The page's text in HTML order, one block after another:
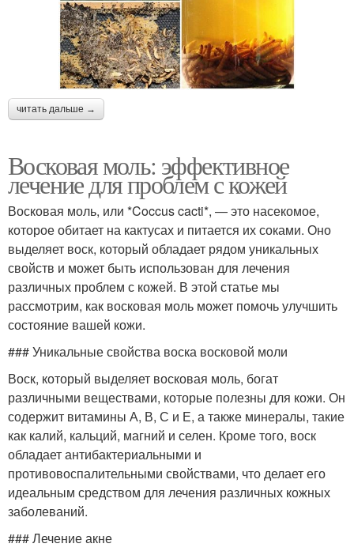
читать дальше →
Восковая моль: эффективное
лечение для проблем с кожей
Восковая моль, или *Coccus cacti*, — это насекомое,
которое обитает на кактусах и питается их соками. Оно
выделяет воск, который обладает рядом уникальных
свойств и может быть использован для лечения
различных проблем с кожей. В этой статье мы
рассмотрим, как восковая моль может помочь улучшить
состояние вашей кожи.
### Уникальные свойства воска восковой моли
Воск, который выделяет восковая моль, богат
различными веществами, которые полезны для кожи. Он
содержит витамины А, В, С и Е, а также минералы, такие
как калий, кальций, магний и селен. Кроме того, воск
обладает антибактериальными и
противовоспалительными свойствами, что делает его
идеальным средством для лечения различных кожных
заболеваний.
### Лечение акне